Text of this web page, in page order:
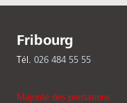
Fribourg
Tél. 026 484 55 55
Majorité des prestations